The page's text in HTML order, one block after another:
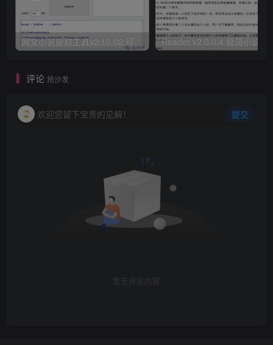
网文小说提取工具v2.10.02 可以自动下载小说 从此不再花钱看小说
评论 抢沙发
欢迎您留下宝贵的见解！ 提交
暂无评论内容